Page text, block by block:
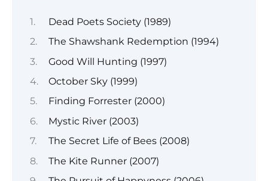
Dead Poets Society (1989)
The Shawshank Redemption (1994)
Good Will Hunting (1997)
October Sky (1999)
Finding Forrester (2000)
Mystic River (2003)
The Secret Life of Bees (2008)
The Kite Runner (2007)